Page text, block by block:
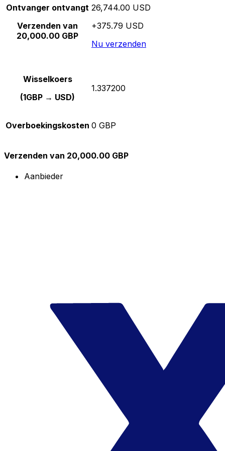
Ontvanger ontvangt
Verzenden van
20,000.00 GBP
26,744.00 USD
+375.79 USD
Nu verzenden
Wisselkoers
(1GBP → USD)
1.337200
Overboekingskosten 0 GBP
Verzenden van 20,000.00 GBP
Aanbieder